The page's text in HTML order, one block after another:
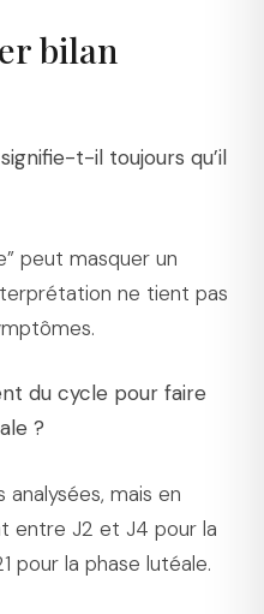
bilan
t-il toujours qu’il
peut masquer un
ne tient pas
du cycle pour faire
?
mais en
entre J2 et J4 pour la
pour la phase lutéale.